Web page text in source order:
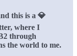
this is a 💎
where I
through
the world to me.